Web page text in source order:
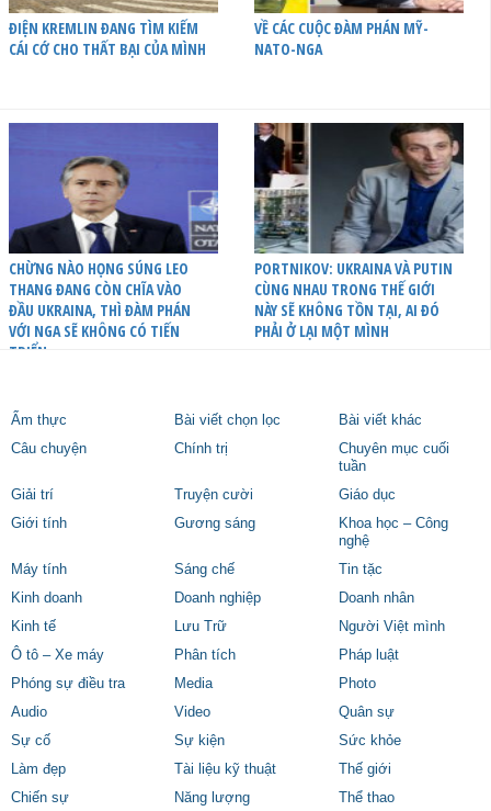
ĐIỆN KREMLIN ĐANG TÌM KIẾM
CÁI CỚ CHO THẤT BẠI CỦA MÌNH
VỀ CÁC CUỘC ĐÀM PHÁN MỸ-
NATO-NGA
CHỪNG NÀO HỌNG SÚNG LEO
THANG ĐANG CÒN CHĨA VÀO
ĐẦU UKRAINA, THÌ ĐÀM PHÁN
VỚI NGA SẼ KHÔNG CÓ TIẾN
TRIỂN
PORTNIKOV: UKRAINA VÀ PUTIN
CÙNG NHAU TRONG THẾ GIỚI
NÀY SẼ KHÔNG TỒN TẠI, AI ĐÓ
PHẢI Ở LẠI MỘT MÌNH
Ẩm thực Bài viết chọn lọc
Bài viết khác
Câu chuyện
Chính trị
Chuyên mục cuối
tuần
Giải trí
Truyện cười
Giáo dục
Giới tính
Gương sáng
Khoa học – Công
nghệ
Máy tính
Sáng chế
Tin tặc
Kinh doanh
Doanh nghiệp
Doanh nhân
Kinh tế
Lưu Trữ
Người Việt mình
Ô tô – Xe máy
Phân tích
Pháp luật
Phóng sự điều tra
Media
Photo
Audio
Video
Quân sự
Sự cố
Sự kiện
Sức khỏe
Làm đẹp
Tài liệu kỹ thuật
Thế giới
Chiến sự
Năng lượng Thể thao